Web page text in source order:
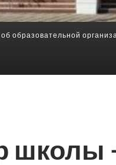
образовательной
школы